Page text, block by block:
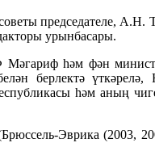
председателе, А.Н.
урынбасары.
Мәгариф һәм фән
берлектә
һәм аның
Эврика (2003,